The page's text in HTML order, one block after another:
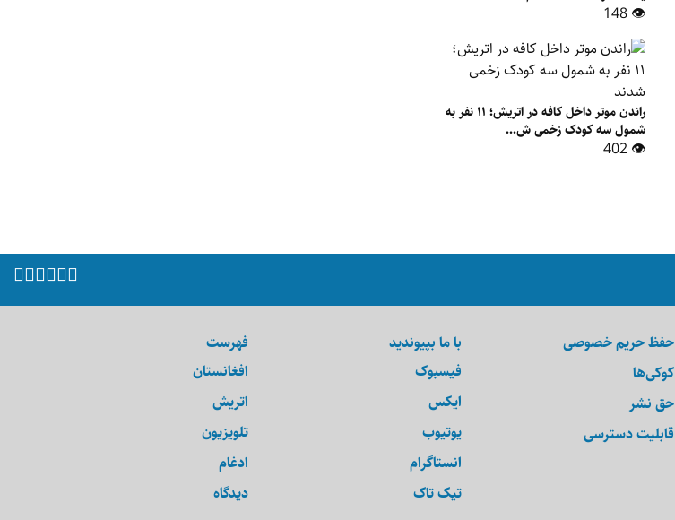
👁 148
راندن موتر داخل کافه در اتریش؛ ۱۱ نفر به
شمول سه کودک زخمی ش...
👁 402
حفظ حریم خصوصی
کوکی‌ها
حق نشر
قابلیت دسترسی
با ما بپیوندید
فیسبوک
ایکس
یوتیوب
انستاگرام
تیک تاک
فهرست
افغانستان
اتریش
تلویزیون
ادغام
دیدگاه